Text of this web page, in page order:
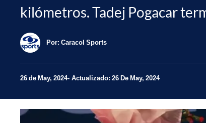
kilómetros. Tadej Pogacar
Por: Caracol Sports
26 de May, 2024 Actualizado: 26 De May, 2024